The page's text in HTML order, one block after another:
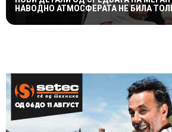
НАВОДНО АТМОСФЕРАТА НЕ БИЛА
ШТО СЕ ОЧЕКУВАШЕ